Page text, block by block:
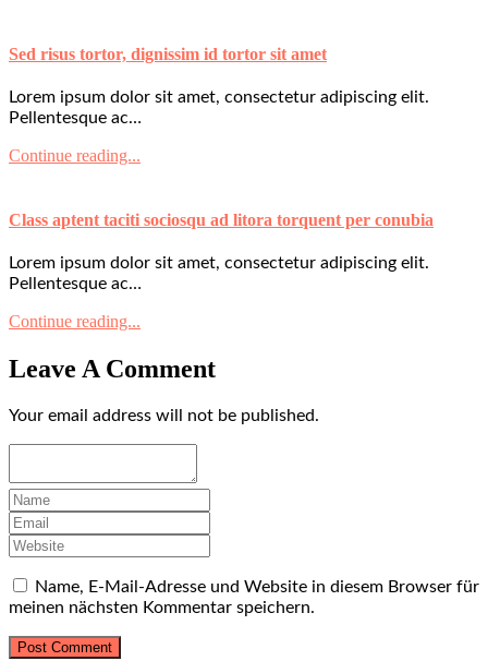
Sed risus tortor, dignissim id tortor sit amet
Lorem ipsum dolor sit amet, consectetur adipiscing elit.
Pellentesque ac…
Continue reading...
Class aptent taciti sociosqu ad litora torquent per conubia
Lorem ipsum dolor sit amet, consectetur adipiscing elit.
Pellentesque ac…
Continue reading...
Leave A Comment
Your email address will not be published.
Name, E-Mail-Adresse und Website in diesem Browser für
meinen nächsten Kommentar speichern.